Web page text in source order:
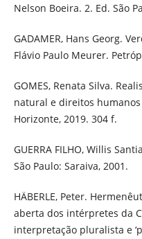
Nelson Boeira. 2. Ed. São
GADAMER, Hans Georg.
Flávio Paulo Meurer.
GOMES, Renata Silva.
natural e direitos humanos
Horizonte, 2019. 304 f.
GUERRA FILHO, Willis
São Paulo: Saraiva, 2001.
HÄBERLE, Peter.
aberta dos intérpretes da
interpretação pluralista e